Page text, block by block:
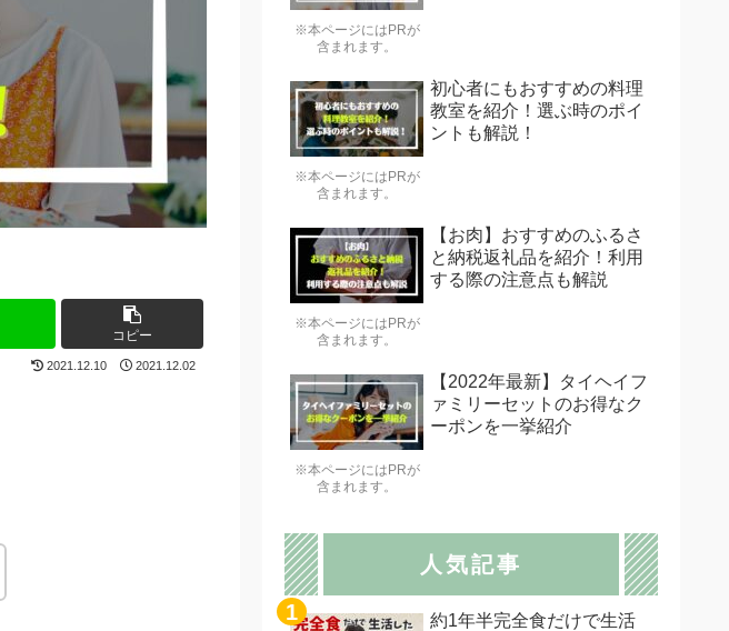
コピー
2021.12.10 2021.12.02
※本ページにはPRが
含まれます。
※本ページにはPRが
含まれます。
初心者にもおすすめの料理
教室を紹介！選ぶ時のポイ
ントも解説！
※本ページにはPRが
含まれます。
【お肉】おすすめのふるさ
と納税返礼品を紹介！利用
する際の注意点も解説
※本ページにはPRが
含まれます。
【2022年最新】タイヘイフ
ァミリーセットのお得なク
ーポンを一挙紹介
人気記事
約1年半完全食だけで生活